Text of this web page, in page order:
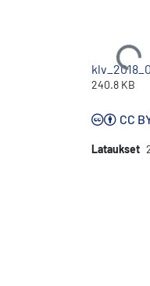
Ladataan...
240.8 KB
CC
Lataukset